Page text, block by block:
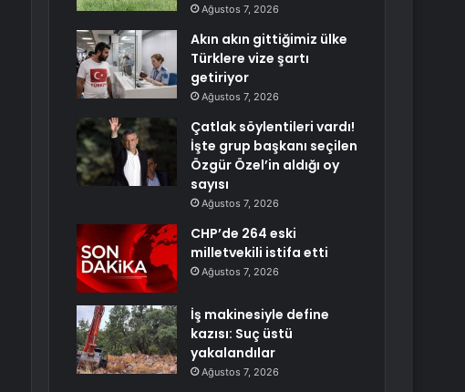
Ağustos 7, 2026
Akın akın gittiğimiz ülke
Türklere vize şartı
getiriyor
Ağustos 7, 2026
Çatlak söylentileri vardı!
İşte grup başkanı seçilen
Özgür Özel’in aldığı oy
sayısı
Ağustos 7, 2026
CHP’de 264 eski
milletvekili istifa etti
Ağustos 7, 2026
İş makinesiyle define
kazısı: Suç üstü
yakalandılar
Ağustos 7, 2026